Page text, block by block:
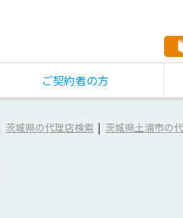
ご契約者の方
茨城県の代理店検索 茨城県土浦市の